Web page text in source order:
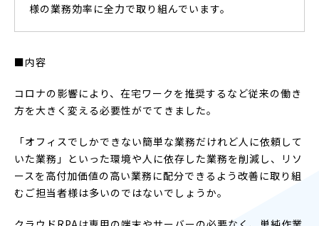
様の業務効率に全力で取り組んでいます。
■内容
コロナの影響により、在宅ワークを推奨するなど従来の働き
方を大きく変える必要性がでてきました。
「オフィスでしかできない簡単な業務だけれど人に依頼して
いた業務」といった環境や人に依存した業務を削減し、リソ
ースを高付加価値の高い業務に配分できるよう改善に取り組
むご担当者様は多いのではないでしょうか。